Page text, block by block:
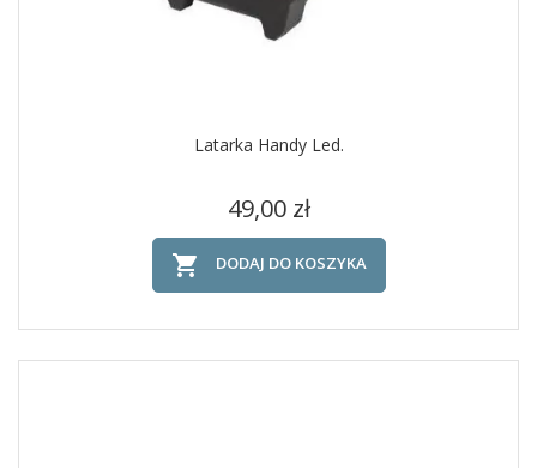
Latarka Handy Led.
Cena
49,00 zł
 DODAJ DO KOSZYKA